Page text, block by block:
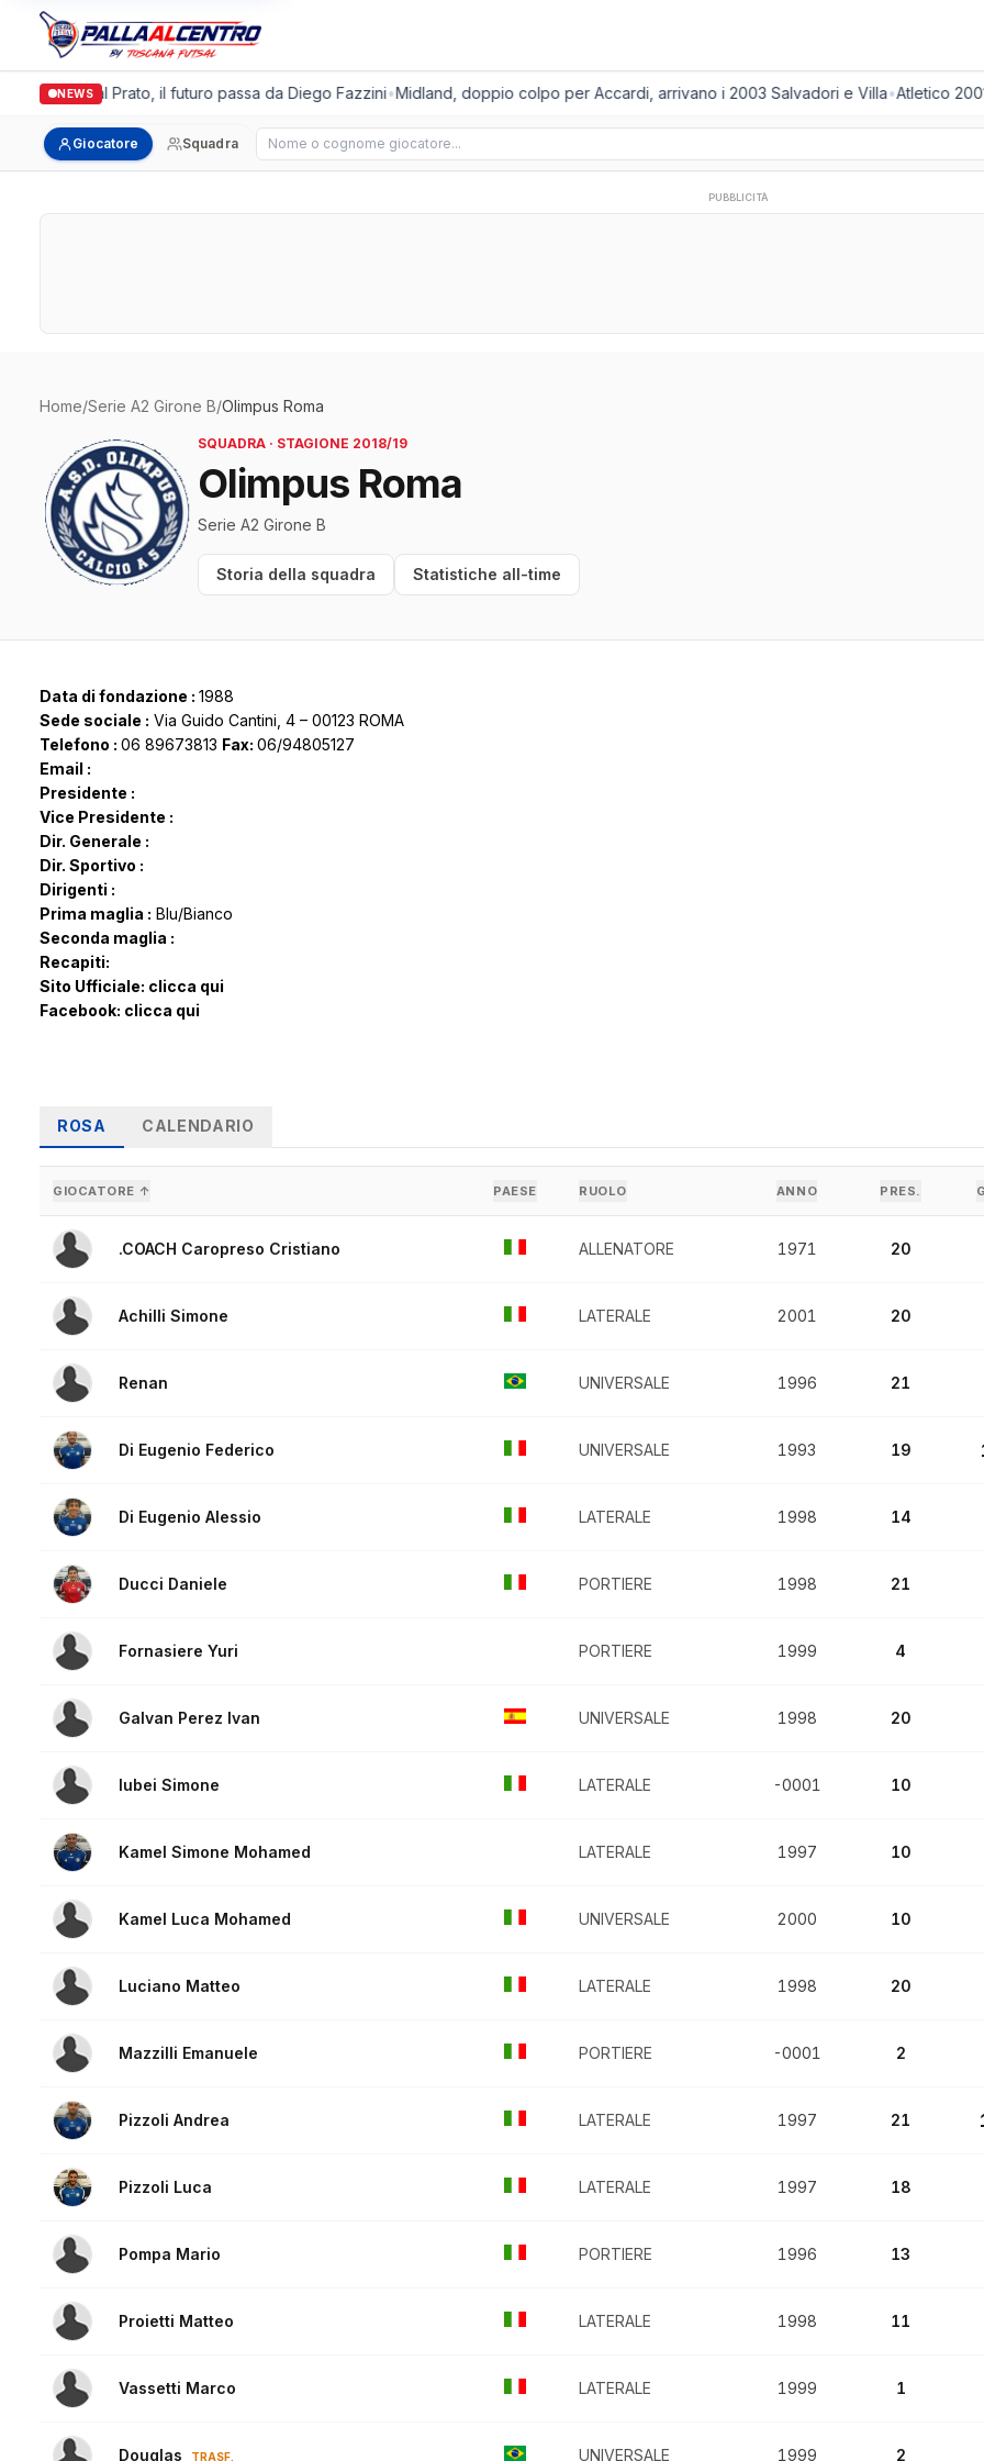
NEWS
Futsal Prato, il futuro passa da Diego Fazzini•Midland, doppio colpo per Accardi, arrivano i 2003 Salvadori e Villa•Atletico
Giocatore Squadra Cerca giocatore
PUBBLICITÀ
Home/Serie A2 Girone B/Olimpus Roma
SQUADRA · STAGIONE 2018/19
Olimpus Roma
Serie A2 Girone B
Storia della squadra Statistiche all-time
Data di fondazione : 1988
Sede sociale : Via Guido Cantini, 4 – 00123 ROMA
Telefono : 06 89673813 Fax: 06/94805127
Email :
Presidente :
Vice Presidente :
Dir. Generale :
Dir. Sportivo :
Dirigenti :
Prima maglia : Blu/Bianco
Seconda maglia :
Recapiti:
Sito Ufficiale: clicca qui
Facebook: clicca qui
ROSA CALENDARIO
GIOCATORE ↑ PAESE RUOLO ANNO PRES.
.COACH Caropreso Cristiano ALLENATORE 1971 20
Achilli Simone LATERALE 2001 20
Renan UNIVERSALE 1996 21
Di Eugenio Federico UNIVERSALE 1993 19
Di Eugenio Alessio LATERALE 1998 14
Ducci Daniele PORTIERE 1998 21
Fornasiere Yuri PORTIERE 1999 4
Galvan Perez Ivan UNIVERSALE 1998 20
Iubei Simone LATERALE -0001 10
Kamel Simone Mohamed LATERALE 1997 10
Kamel Luca Mohamed UNIVERSALE 2000 10
Luciano Matteo LATERALE 1998 20
Mazzilli Emanuele PORTIERE -0001 2
Pizzoli Andrea LATERALE 1997 21
Pizzoli Luca LATERALE 1997 18
Pompa Mario PORTIERE 1996 13
Proietti Matteo LATERALE 1998 11
Vassetti Marco LATERALE 1999 1
Douglas TRASF. UNIVERSALE 1999 2